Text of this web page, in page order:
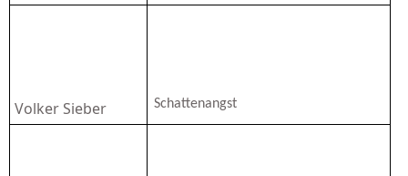
Volker Sieber Schattenangst